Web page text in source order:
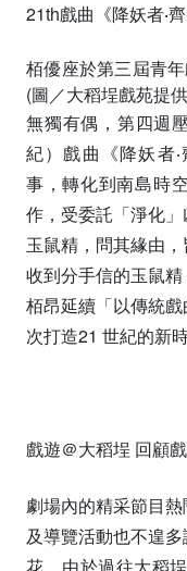
21th戲曲《降妖者‧齊
栢優座於第三屆青
(圖／大稻埕戲苑提
無獨有偶，第四週
紀）戲曲《降妖者
事，轉化到南島時
作，受委託「淨化
玉鼠精，問其緣由
收到分手信的玉鼠
栢昂延續「以傳統
次打造21 世紀的新
戲遊＠大稻埕 回顧
劇場內的精采節目
及導覽活動也不遑